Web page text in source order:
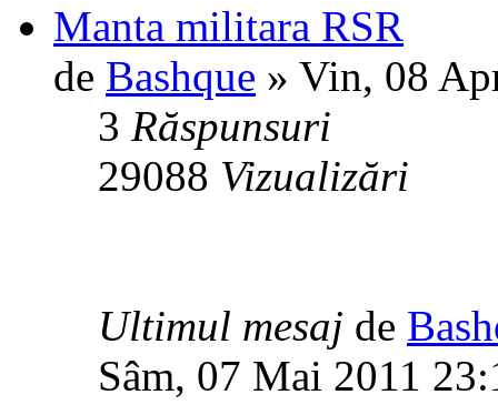
Manta militara RSR
de Bashque » Vin, 08
3 Răspunsuri
29088 Vizualizări
Ultimul mesaj de
Sâm, 07 Mai 2011